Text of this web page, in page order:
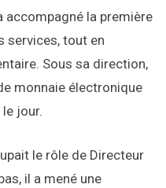
accompagné la première
services, tout en
Sous sa direction,
monnaie électronique
jour.
le rôle de Directeur
il a mené une